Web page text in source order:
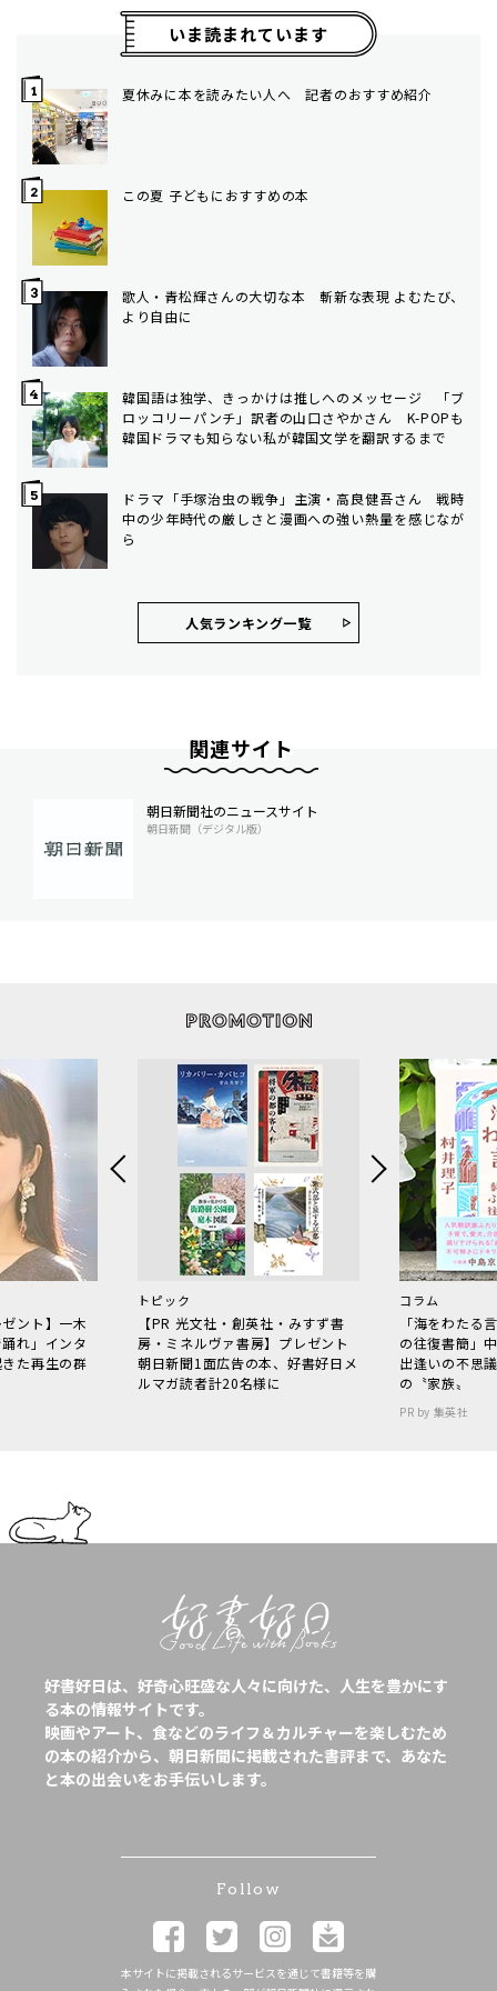
いま読まれています
夏休みに本を読みたい人へ 記者のおすすめ紹介
この夏 子どもにおすすめの本
歌人・青松輝さんの大切な本 斬新な表現 よむたび、
より自由に
韓国語は独学、きっかけは推しへのメッセージ 「ブ
ロッコリーパンチ」訳者の山口さやかさん K-POPも
韓国ドラマも知らない私が韓国文学を翻訳するまで
ドラマ「手塚治虫の戦争」主演・高良健吾さん 戦時
中の少年時代の厳しさと漫画への強い熱量を感じなが
ら
人気ランキング⼀覧
関連サイト
朝日新聞社のニュースサイト
朝日新聞（デジタル版）
ント】一木
れ」インタ
た再生の群
トピック
【PR 光文社・創英社・みすず書
房・ミネルヴァ書房】プレゼント
朝日新聞1面広告の本、好書好日メ
ルマガ読者計20名様に
コラム
「海をわた
の往復書簡」
出逢いの不思
の〝家族〟
PR by 集英社
好書好日は、好奇心旺盛な人々に向けた、人生を豊かにす
る本の情報サイトです。
映画やアート、食などのライフ＆カルチャーを楽しむため
の本の紹介から、朝日新聞に掲載された書評まで、あなた
と本の出会いをお手伝いします。
Follow
本サイトに掲載されるサービスを通じて書籍等を購